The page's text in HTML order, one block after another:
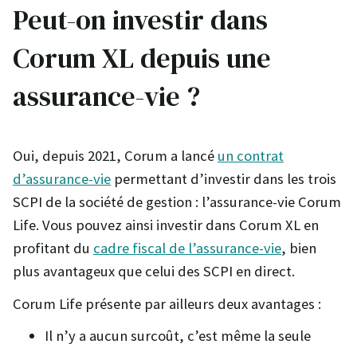
Peut-on investir dans
Corum XL depuis une
assurance-vie ?
Oui, depuis 2021, Corum a lancé un contrat
d’assurance-vie permettant d’investir dans les trois
SCPI de la société de gestion : l’assurance-vie Corum
Life. Vous pouvez ainsi investir dans Corum XL en
profitant du cadre fiscal de l’assurance-vie, bien
plus avantageux que celui des SCPI en direct.
Corum Life présente par ailleurs deux avantages :
Il n’y a aucun surcoût, c’est même la seule